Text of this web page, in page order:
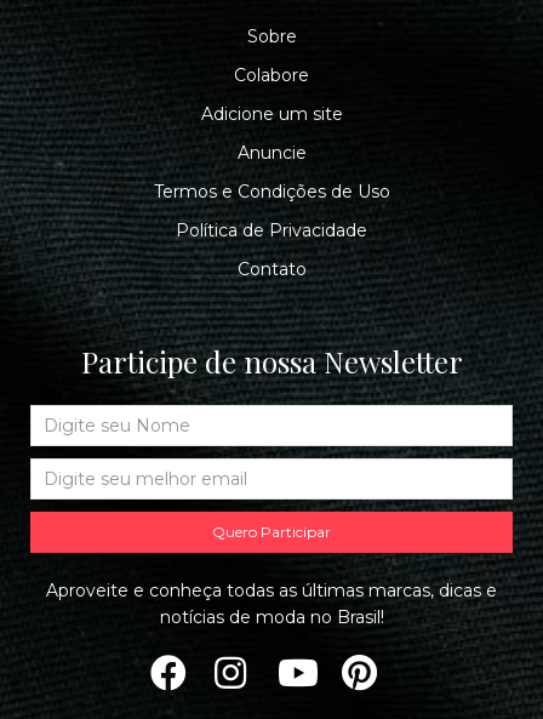
Sobre
Colabore
Adicione um site
Anuncie
Termos e Condições de Uso
Política de Privacidade
Contato
Participe de nossa Newsletter
Quero Participar
Aproveite e conheça todas as últimas marcas, dicas e
notícias de moda no Brasil!